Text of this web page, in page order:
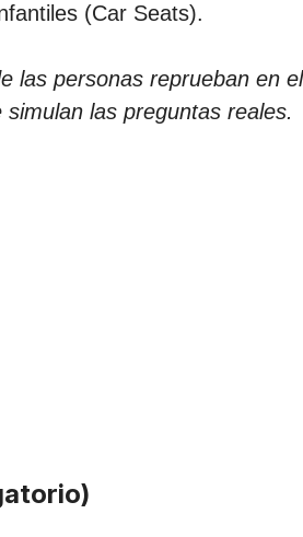
(Car Seats).
las personas reprueban en
las preguntas reales.